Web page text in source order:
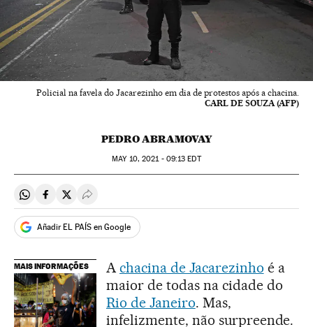
Policial na favela do Jacarezinho em dia de protestos após a chacina.
CARL DE SOUZA (AFP)
PEDRO ABRAMOVAY
MAY10, 2021 - 09:13 EDT
Compartir en Whatsapp
Compartir en Facebook
Compartir en Twitter
Desplegar Redes Sociales
Añadir EL PAÍS en Google
MAIS INFORMAÇÕES Achacina de Jacarezinho é a
maior de todas na cidade do
Rio de Janeiro. Mas,
infelizmente, não surpreende.